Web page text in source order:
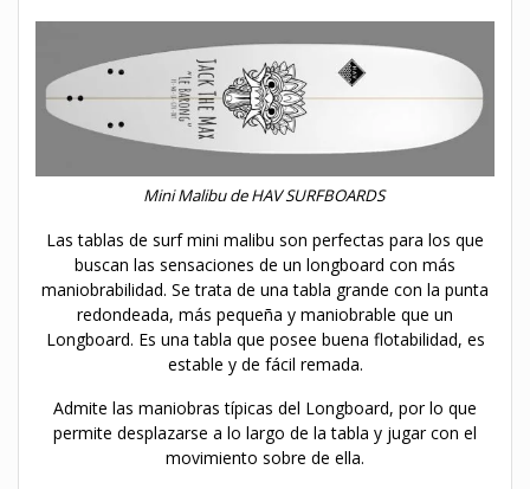
Mini Malibu de HAV SURFBOARDS
Las tablas de surf mini malibu son perfectas para los que
buscan las sensaciones de un longboard con más
maniobrabilidad. Se trata de una tabla grande con la punta
redondeada, más pequeña y maniobrable que un
Longboard. Es una tabla que posee buena flotabilidad, es
estable y de fácil remada.
Admite las maniobras típicas del Longboard, por lo que
permite desplazarse a lo largo de la tabla y jugar con el
movimiento sobre de ella.